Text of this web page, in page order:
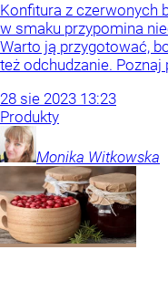
Konfitura z czerwonych
w smaku przypomina
Warto ją przygotować,
też odchudzanie. Poznaj
28 sie 2023 13:23
Produkty
Monika Witkowska